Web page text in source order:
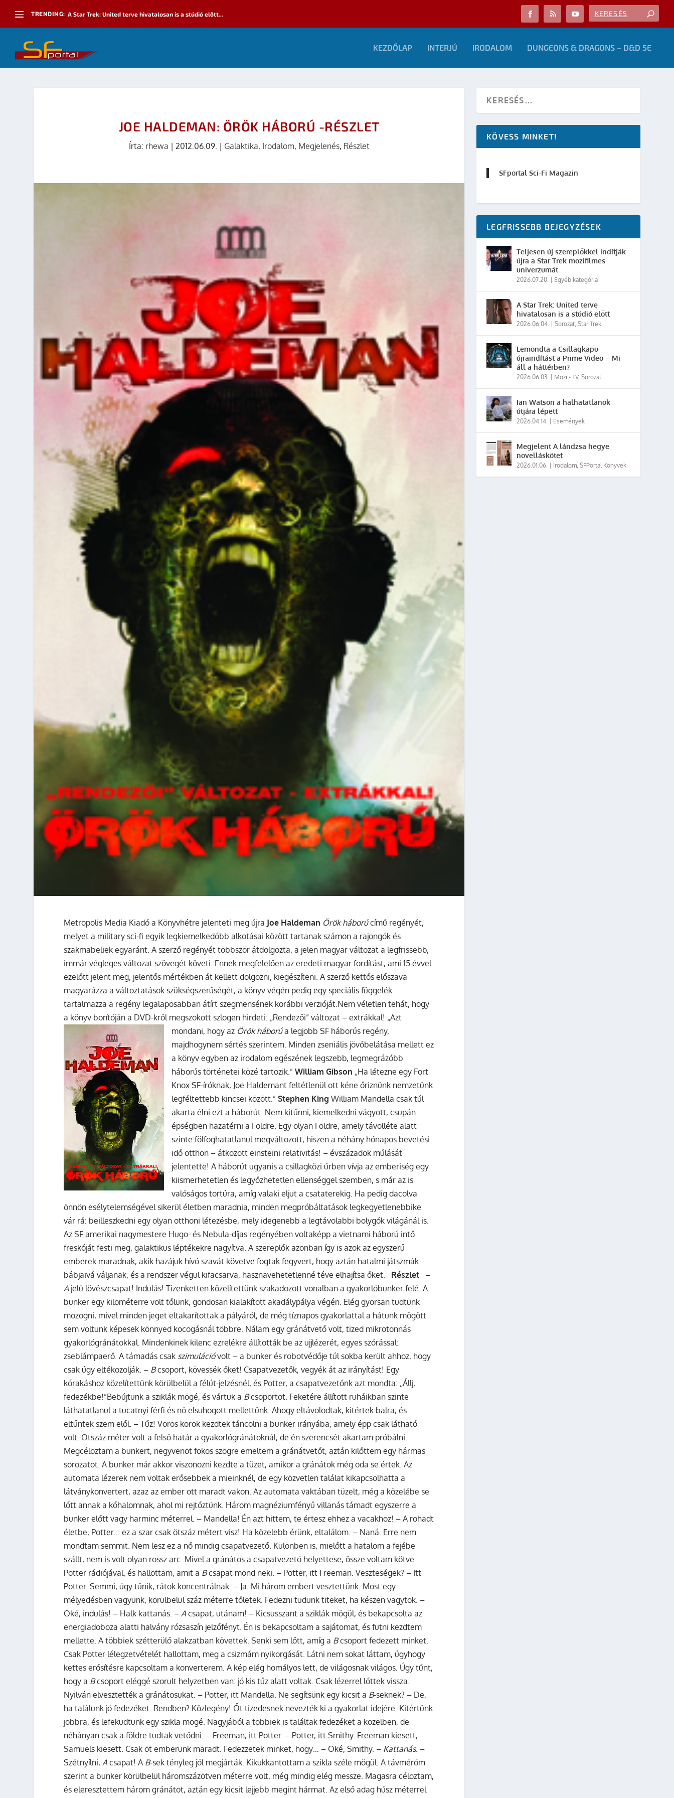
TRENDING: A Star Trek: United terve hivatalosan is a stúdió előtt...
KEZDŐLAP INTERJÚ IRODALOM DUNGEONS & DRAGONS – D&D 5E
JOE HALDEMAN: ÖRÖK HÁBORÚ -RÉSZLET
Írta: rhewa | 2012.06.09. | Galaktika, Irodalom, Megjelenés, Részlet
Metropolis Media Kiadó a Könyvhétre jelenteti meg újra Joe Haldeman Örök háborúcímű regényét,
melyet a military sci-fi egyik legkiemelkedőbb alkotásai között tartanak számon a rajongók és
szakmabeliek egyaránt. A szerző regényét többször átdolgozta, a jelen magyar változat a legfrissebb,
immár végleges változat szövegét követi. Ennek megfelelően az eredeti magyar fordítást, ami 15 évvel
ezelőtt jelent meg, jelentős mértékben át kellett dolgozni, kiegészíteni. A szerző kettős előszava
magyarázza a változtatások szükségszerűségét, a könyv végén pedig egy speciális függelék
tartalmazza a regény legalaposabban átírt szegmensének korábbi verzióját.Nem véletlen tehát, hogy
a könyv borítóján a DVD-kről megszokott szlogen hirdeti: „Rendezői” változat – extrákkal! „Azt
mondani, hogy az Örök háborúa legjobb SF háborús regény,
majdhogynem sértés szerintem. Minden zseniális jövőbelátása mellett ez
a könyv egyben az irodalom egészének legszebb, legmegrázóbb
háborús történetei közé tartozik.”William Gibson „Ha létezne egy Fort
Knox SF-íróknak, Joe Haldemant feltétlenül ott kéne őriznünk nemzetünk
legféltettebb kincsei között.”Stephen King William Mandella csak túl
akarta élni ezt a háborút. Nem kitűnni, kiemelkedni vágyott, csupán
épségben hazatérni a Földre. Egy olyan Földre, amely távolléte alatt
szinte fölfoghatatlanul megváltozott, hiszen a néhány hónapos bevetési
idő otthon – átkozott einsteini relativitás! – évszázadok múlását
jelentette! A háborút ugyanis a csillagközi űrben vívja az emberiség egy
kiismerhetetlen és legyőzhetetlen ellenséggel szemben, s már az is
valóságos tortúra, amíg valaki eljut a csataterekig. Ha pedig dacolva
önnön esélytelemségével sikerül életben maradnia, minden megpróbáltatások legkegyetlenebbike
vár rá: beilleszkedni egy olyan otthoni létezésbe, mely idegenebb a legtávolabbi bolygók világánál is.
Az SF amerikai nagymestere Hugo- és Nebula-díjas regényében voltaképp a vietnami háború intő
freskóját festi meg, galaktikus léptékekre nagyítva. A szereplők azonban így is azok az egyszerű
emberek maradnak, akik hazájuk hívó szavát követve fogtak fegyvert, hogy aztán hatalmi játszmák
bábjaivá váljanak, és a rendszer végül kifacsarva, hasznavehetetlenné téve elhajítsa őket. Részlet
–
A jelű lövészcsapat! Indulás! Tizenketten közelítettünk szakadozott vonalban a gyakorlóbunker felé. A
bunker egy kilométerre volt tőlünk, gondosan kialakított akadálypálya végén. Elég gyorsan tudtunk
mozogni, mivel minden jeget eltakarítottak a pályáról, de még tíznapos gyakorlattal a hátunk mögött
sem voltunk képesek könnyed kocogásnál többre. Nálam egy gránátvető volt, tized mikrotonnás
gyakorlógránátokkal. Mindenkinek kilenc ezrelékre állították be az ujjlézerét, egyes szórással:
zseblámpaerő. A támadás csak szimulációvolt – a bunker és robotvédője túl sokba került ahhoz, hogy
csak úgy eltékozolják. – Bcsoport, kövessék őket! Csapatvezetők, vegyék át az irányítást! Egy
kőrakáshoz közelítettünk körülbelül a félút-jelzésnél, és Potter, a csapatvezetőnk azt mondta: „Állj,
fedezékbe!”Bebújtunk a sziklák mögé, és vártuk a Bcsoportot. Feketére állított ruháikban szinte
láthatatlanul a tucatnyi férfi és nő elsuhogott mellettünk. Ahogy eltávolodtak, kitértek balra, és
eltűntek szem elől. – Tűz! Vörös körök kezdtek táncolni a bunker irányába, amely épp csak látható
volt. Ötszáz méter volt a felső határ a gyakorlógránátoknál, de én szerencsét akartam próbálni.
Megcéloztam a bunkert, negyvenöt fokos szögre emeltem a gránátvetőt, aztán kilőttem egy hármas
sorozatot. A bunker már akkor viszonozni kezdte a tüzet, amikor a gránátok még oda se értek. Az
automata lézerek nem voltak erősebbek a mieinknél, de egy közvetlen találat kikapcsolhatta a
látványkonvertert, azaz az ember ott maradt vakon. Az automata vaktában tüzelt, még a közelébe se
lőtt annak a kőhalomnak, ahol mi rejtőztünk. Három magnéziumfényű villanás támadt egyszerre a
bunker előtt vagy harminc méterrel. – Mandella! Én azt hittem, te értesz ehhez a vacakhoz! – A rohadt
életbe, Potter… ez a szar csak ötszáz métert visz! Ha közelebb érünk, eltalálom. – Naná. Erre nem
mondtam semmit. Nem lesz ez a nő mindig csapatvezető. Különben is, mielőtt a hatalom a fejébe
szállt, nem is volt olyan rossz arc. Mivel a gránátos a csapatvezető helyettese, össze voltam kötve
Potter rádiójával, és hallottam, amit a Bcsapat mond neki. – Potter, itt Freeman. Veszteségek? – Itt
Potter. Semmi; úgy tűnik, rátok koncentrálnak. – Ja. Mi három embert vesztettünk. Most egy
mélyedésben vagyunk, körülbelül száz méterre tőletek. Fedezni tudunk titeket, ha készen vagytok. –
Oké, indulás! – Halk kattanás. –A csapat, utánam! – Kicsusszant a sziklák mögül, és bekapcsolta az
energiadoboza alatti halvány rózsaszín jelzőfényt. Én is bekapcsoltam a sajátomat, és futni kezdtem
mellette. A többiek szétterülő alakzatban követtek. Senki sem lőtt, amíg a Bcsoport fedezett minket.
Csak Potter lélegzetvételét hallottam, meg a csizmám nyikorgását. Látni nem sokat láttam, úgyhogy
kettes erősítésre kapcsoltam a konverterem. A kép elég homályos lett, de világosnak világos. Úgy tűnt,
hogy a Bcsoport eléggé szorult helyzetben van: jó kis tűz alatt voltak. Csak lézerrel lőttek vissza.
Nyilván elvesztették a gránátosukat. – Potter, itt Mandella. Ne segítsünk egy kicsit a B-seknek? – De,
ha találunk jó fedezéket. Rendben? Közlegény! Őt tizedesnek nevezték ki a gyakorlat idejére. Kitértünk
jobbra, és lefeküdtünk egy szikla mögé. Nagyjából a többiek is találtak fedezéket a közelben, de
néhányan csak a földre tudtak vetődni. – Freeman, itt Potter. – Potter, itt Smithy. Freeman kiesett,
Samuels kiesett. Csak öt emberünk maradt. Fedezzetek minket, hogy… – Oké, Smithy. – Kattanás. –
Szétnyílni,A csapat! A B-sek tényleg jól megjárták. Kikukkantottam a szikla széle mögül. A távmérőm
szerint a bunker körülbelül háromszázötven méterre volt, még mindig elég messze. Magasra céloztam,
és eleresztettem három gránátot, aztán egy kicsit lejjebb megint hármat. Az első adag húsz méterrel
KÖVESS MINKET!
SFportal Sci-Fi Magazin
LEGFRISSEBB BEJEGYZÉSEK
Teljesen új szereplőkkel indítják
újra a Star Trek mozifilmes
univerzumát
2026.07.20. Egyéb kategória
A Star Trek: United terve
hivatalosan is a stúdió előtt
2026.06.04. |Sorozat,Star Trek
Lemondta a Csillagkapu-
újraindítást a Prime Video – Mi
áll a háttérben?
2026.06.03. Mozi - TV,Sorozat
Ian Watson a halhatatlanok
útjára lépett
2026.04.14. Események
Megjelent A lándzsa hegye
novelláskötet
2026.01.06. Irodalom,SFPortal Könyvek